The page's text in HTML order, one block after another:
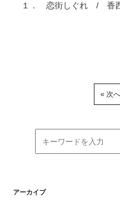
１． 恋街しぐれ / 香西
« 次へ
アーカイブ